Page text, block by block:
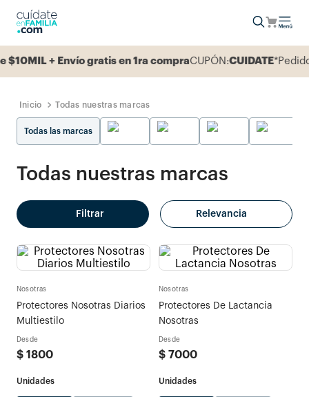
gratis en 1ra compra CUPÓN:CUIDATE*Pedido mínimo
Todas nuestras marcas
Todas las marcas
Todas nuestras marcas
Filtrar Relevancia
Nosotras
Protectores Nosotras Diarios
Multiestilo
Desde
$ 1800
Nosotras
Protectores De Lactancia
Nosotras
Desde
$ 7000